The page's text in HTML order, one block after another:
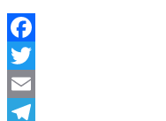
Facebook
Twitter
Email